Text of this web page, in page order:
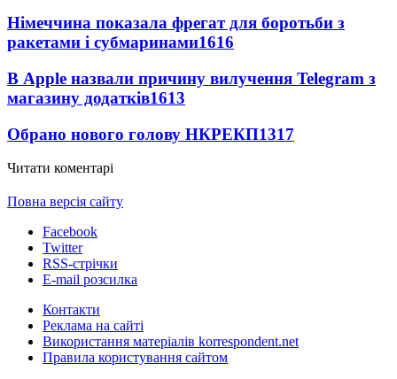
Німеччина показала фрегат для боротьби з
ракетами і субмаринами1616
В Apple назвали причину вилучення Telegram з
магазину додатків1613
Обрано нового голову НКРЕКП1317
Читати коментарі
Повна версія сайту
Facebook
Twitter
RSS-стрічки
E-mail розсилка
Контакти
Реклама на сайті
Використання матеріалів korrespondent.net
Правила користування сайтом